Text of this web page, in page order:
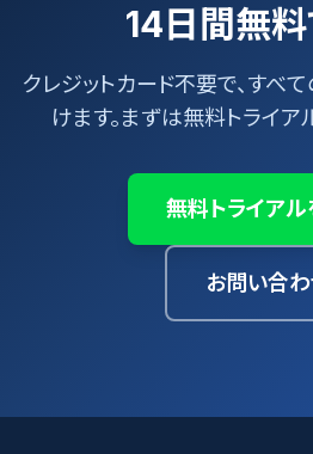
14日間無
クレジットカード不要で、すべ
けます。まずは無料トライア
無料トライア
お問い合